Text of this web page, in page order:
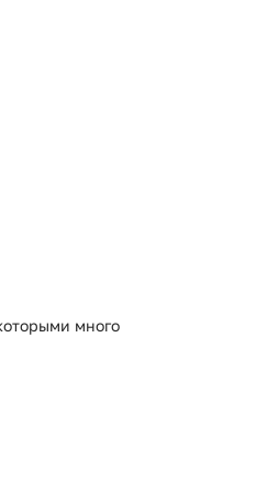
много